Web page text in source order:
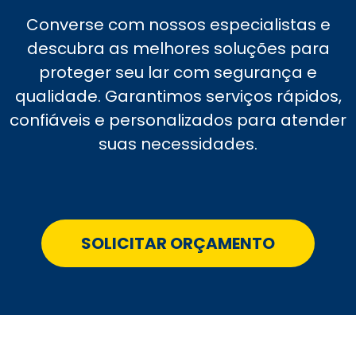
Converse com nossos especialistas e
descubra as melhores soluções para
proteger seu lar com segurança e
qualidade. Garantimos serviços rápidos,
confiáveis e personalizados para atender
suas necessidades.
SOLICITAR ORÇAMENTO